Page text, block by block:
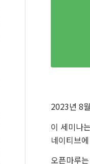
2023년 8
이 세미나
네이티브
오픈마루